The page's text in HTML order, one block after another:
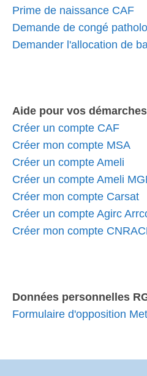
Prime de naissance CAF
Demande de congé
Demander l'allocation de
Aide pour vos
Créer un compte CAF
Créer mon compte MSA
Créer un compte Ameli
Créer un compte Ameli
Créer mon compte Carsat
Créer un compte Agirc
Créer mon compte
Données personnelles
Formulaire d'opposition